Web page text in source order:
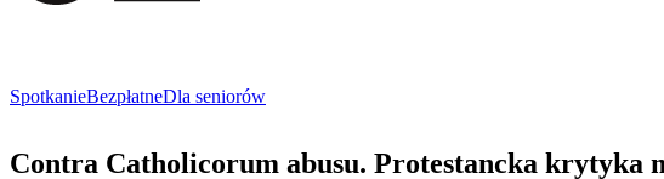
SpotkanieBezpłatneDla seniorów
Contra Catholicorum abusu. Protestancka krytyka